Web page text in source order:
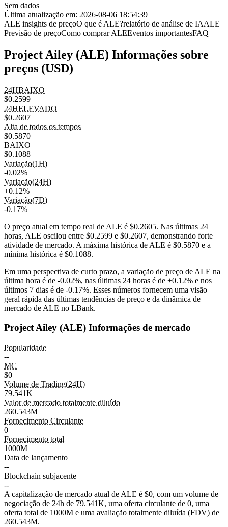
Sem dados
Última atualização em: 2026-08-06 18:54:39
ALE insights de preçoO que é ALE?relatório de análise de IAALE
Previsão de preçoComo comprar ALEEventos importantesFAQ
Project Ailey (ALE) Informações sobre
preços (USD)
24HBAIXO
$0.2599
24HELEVADO
$0.2607
Alta de todos os tempos
$0.5870
BAIXO
$0.1088
Variação(1H)
-0.02%
Variação(24H)
+0.12%
Variação(7D)
-0.17%
O preço atual em tempo real de ALE é $0.2605. Nas últimas 24
horas, ALE oscilou entre $0.2599 e $0.2607, demonstrando forte
atividade de mercado. A máxima histórica de ALE é $0.5870 e a
mínima histórica é $0.1088.
Em uma perspectiva de curto prazo, a variação de preço de ALE na
última hora é de -0.02%, nas últimas 24 horas é de +0.12% e nos
últimos 7 dias é de -0.17%. Esses números fornecem uma visão
geral rápida das últimas tendências de preço e da dinâmica de
mercado de ALE no LBank.
Project Ailey (ALE) Informações de mercado
Popularidade
--
MC
$0
Volume de Trading(24H)
79.541K
Valor de mercado totalmente diluído
260.543M
Fornecimento Circulante
0
Fornecimento total
1000M
Data de lançamento
--
Blockchain subjacente
--
A capitalização de mercado atual de ALE é $0, com um volume de
negociação de 24h de 79.541K, uma oferta circulante de 0, uma
oferta total de 1000M e uma avaliação totalmente diluída (FDV) de
260.543M.